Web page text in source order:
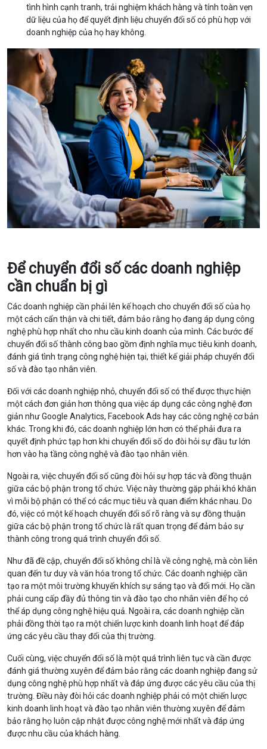
tình hình cạnh tranh, trải nghiệm khách hàng và tính toàn vẹn
dữ liệu của họ để quyết định liệu chuyển đổi số có phù hợp với
doanh nghiệp của họ hay không.
Để chuyển đổi số các doanh nghiệp
cần chuẩn bị gì
Các doanh nghiệp cần phải lên kế hoạch cho chuyển đổi số của họ
một cách cẩn thận và chi tiết, đảm bảo rằng họ đang áp dụng công
nghệ phù hợp nhất cho nhu cầu kinh doanh của mình. Các bước để
chuyển đổi số thành công bao gồm định nghĩa mục tiêu kinh doanh,
đánh giá tình trạng công nghệ hiện tại, thiết kế giải pháp chuyển đổi
số và đào tạo nhân viên.
Đối với các doanh nghiệp nhỏ, chuyển đổi số có thể được thực hiện
một cách đơn giản hơn thông qua việc áp dụng các công nghệ đơn
giản như Google Analytics, Facebook Ads hay các công nghệ cơ bản
khác. Trong khi đó, các doanh nghiệp lớn hơn có thể phải đưa ra
quyết định phức tạp hơn khi chuyển đổi số do đòi hỏi sự đầu tư lớn
hơn vào hạ tầng công nghệ và đào tạo nhân viên.
Ngoài ra, việc chuyển đổi số cũng đòi hỏi sự hợp tác và đồng thuận
giữa các bộ phận trong tổ chức. Việc này thường gặp phải khó khăn
vì mỗi bộ phận có thể có các mục tiêu và quan điểm khác nhau. Do
đó, việc có một kế hoạch chuyển đổi số rõ ràng và sự đồng thuận
giữa các bộ phận trong tổ chức là rất quan trọng để đảm bảo sự
thành công trong quá trình chuyển đổi số.
Như đã đề cập, chuyển đổi số không chỉ là về công nghệ, mà còn liên
quan đến tư duy và văn hóa trong tổ chức. Các doanh nghiệp cần
tạo ra một môi trường khuyến khích sự sáng tạo và đổi mới. Họ cần
phải cung cấp đầy đủ thông tin và đào tạo cho nhân viên để họ có
thể áp dụng công nghệ hiệu quả. Ngoài ra, các doanh nghiệp cần
phải đồng thời tạo ra một chiến lược kinh doanh linh hoạt để đáp
ứng các yêu cầu thay đổi của thị trường.
Cuối cùng, việc chuyển đổi số là một quá trình liên tục và cần được
đánh giá thường xuyên để đảm bảo rằng các doanh nghiệp đang sử
dụng công nghệ phù hợp nhất và đáp ứng được các yêu cầu của thị
trường. Điều này đòi hỏi các doanh nghiệp phải có một chiến lược
kinh doanh linh hoạt và đào tạo nhân viên thường xuyên để đảm
bảo rằng họ luôn cập nhật được công nghệ mới nhất và đáp ứng
được nhu cầu của khách hàng.